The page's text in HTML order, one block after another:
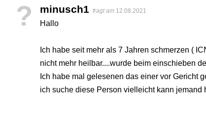
? minusch1 fragt am 12.08.2021
Hallo
Ich habe seit mehr als 7 Jahren schmerzen (
nicht mehr heilbar....wurde beim einschieben
Ich habe mal gelesenen das einer vor Gericht
ich suche diese Person vielleicht kann jemand